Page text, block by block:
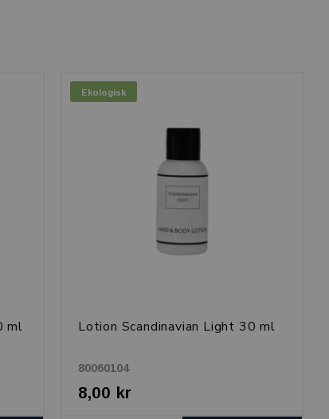
ml
Ekologisk
Lotion Scandinavian Light 30 ml
80060104
8,00 kr